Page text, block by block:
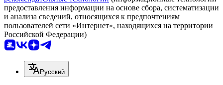
предоставления информации на основе сбора, систематизации
и анализа сведений, относящихся к предпочтениям
пользователей сети «Интернет», находящихся на территории
Российской Федерации)
Русский